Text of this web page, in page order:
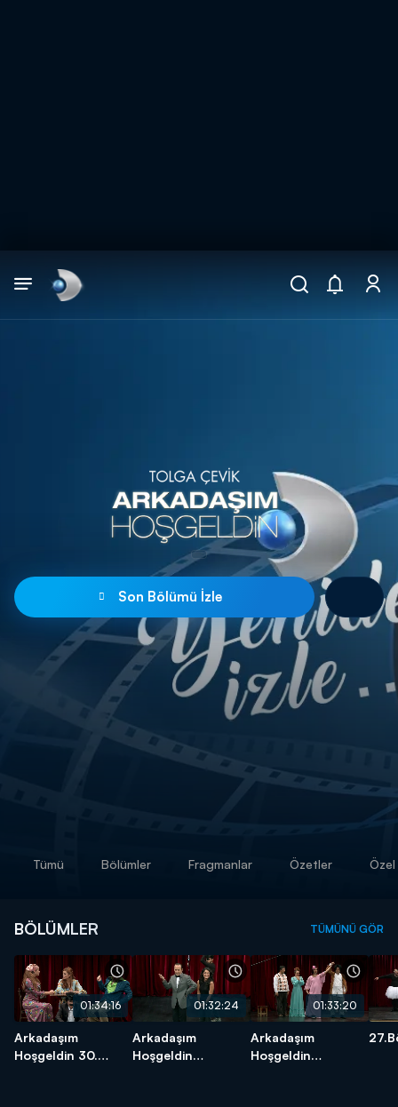
Son Bölümü İzle
Tümü Bölümler Fragmanlar Özetler
BÖLÜMLER TÜMÜNÜ GÖR
01:34:16
Arkadaşım
Hoşgeldin 30.
01:32:24
Arkadaşım
Hoşgeldin
01:33:20
Arkadaşım
Hoşgeldin